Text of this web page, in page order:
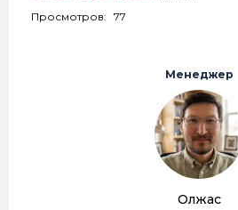
Просмотров: 77
Менеджер
Олжас